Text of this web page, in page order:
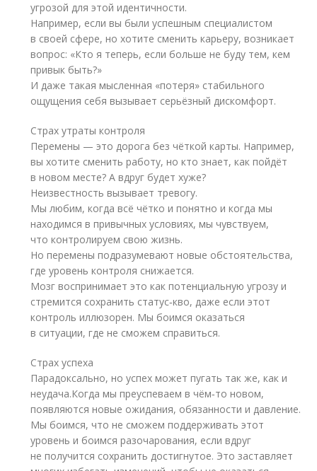
угрозой для этой идентичности.
Например, если вы были успешным специалистом
в своей сфере, но хотите сменить карьеру, возникает
вопрос: «Кто я теперь, если больше не буду тем, кем
привык быть?»
И даже такая мысленная «потеря» стабильного
ощущения себя вызывает серьёзный дискомфорт.
Страх утраты контроля
Перемены — это дорога без чёткой карты. Например,
вы хотите сменить работу, но кто знает, как пойдёт
в новом месте? А вдруг будет хуже?
Неизвестность вызывает тревогу.
Мы любим, когда всё чётко и понятно и когда мы
находимся в привычных условиях, мы чувствуем,
что контролируем свою жизнь.
Но перемены подразумевают новые обстоятельства,
где уровень контроля снижается.
Мозг воспринимает это как потенциальную угрозу и
стремится сохранить статус‑кво, даже если этот
контроль иллюзорен. Мы боимся оказаться
в ситуации, где не сможем справиться.
Страх успеха
Парадоксально, но успех может пугать так же, как и
неудача.Когда мы преуспеваем в чём‑то новом,
появляются новые ожидания, обязанности и давление.
Мы боимся, что не сможем поддерживать этот
уровень и боимся разочарования, если вдруг
не получится сохранить достигнутое. Это заставляет